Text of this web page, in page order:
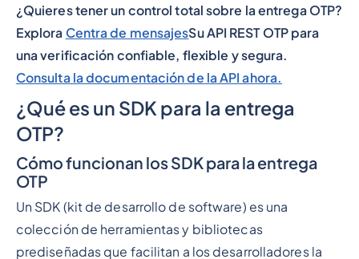
¿Quieres tener un control total sobre la entrega OTP?
Explora Centra de mensajesSu API REST OTP para
una verificación confiable, flexible y segura.
Consulta la documentación de la API ahora.
¿Qué es un SDK para la entrega
OTP?
Cómo funcionan los SDK para la entrega
OTP
Un SDK (kit de desarrollo de software) es una
colección de herramientas y bibliotecas
prediseñadas que facilitan a los desarrolladores la